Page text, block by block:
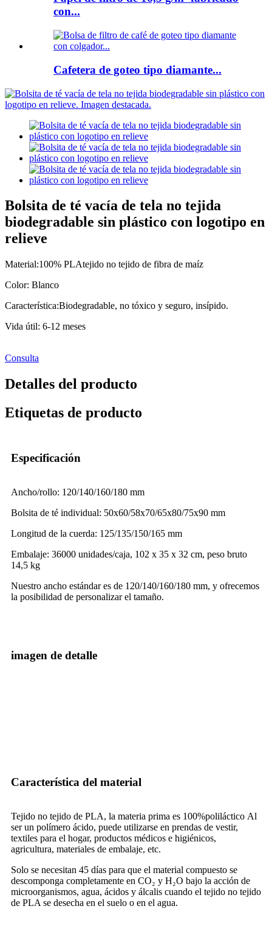
con...
Cafetera de goteo tipo diamante...
Bolsita de té vacía de tela no tejida
biodegradable sin plástico con logotipo en
relieve
Material:100% PLAtejido no tejido de fibra de maíz
Color: Blanco
Característica:Biodegradable, no tóxico y seguro, insípido.
Vida útil: 6-12 meses
Consulta
Detalles del producto
Etiquetas de producto
Especificación
Ancho/rollo: 120/140/160/180 mm
Bolsita de té individual: 50x60/58x70/65x80/75x90 mm
Longitud de la cuerda: 125/135/150/165 mm
Embalaje: 36000 unidades/caja, 102 x 35 x 32 cm, peso bruto
14,5 kg
Nuestro ancho estándar es de 120/140/160/180 mm, y ofrecemos
la posibilidad de personalizar el tamaño.
imagen de detalle
Característica del material
Tejido no tejido de PLA, la materia prima es 100%poliláctico Al
ser un polímero ácido, puede utilizarse en prendas de vestir,
textiles para el hogar, productos médicos e higiénicos,
agricultura, materiales de embalaje, etc.
Solo se necesitan 45 días para que el material compuesto se
descomponga completamente en CO₂ y H₂O bajo la acción de
microorganismos, agua, ácidos y álcalis cuando el tejido no tejido
de PLA se desecha en el suelo o en el agua.